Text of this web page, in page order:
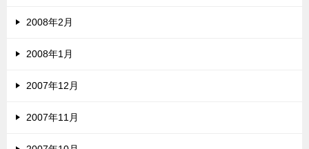
2008年2月
2008年1月
2007年12月
2007年11月